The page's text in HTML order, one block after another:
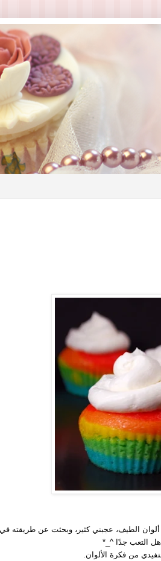
الطيف، عجبني كثير، وبحثت عن طريقته في
التعب جدًا ^_*
من فكرة الألوان.